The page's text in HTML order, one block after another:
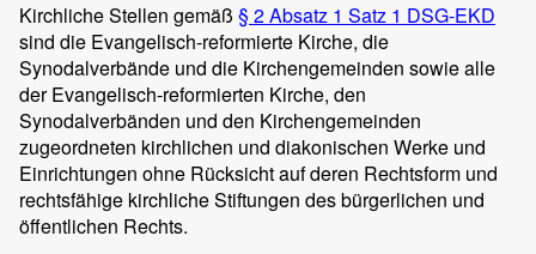
Kirchliche Stellen gemäß § 2 Absatz 1 Satz 1 DSG-EKD
sind die Evangelisch-reformierte Kirche, die
Synodalverbände und die Kirchengemeinden sowie alle
der Evangelisch-reformierten Kirche, den
Synodalverbänden und den Kirchengemeinden
zugeordneten kirchlichen und diakonischen Werke und
Einrichtungen ohne Rücksicht auf deren Rechtsform und
rechtsfähige kirchliche Stiftungen des bürgerlichen und
öffentlichen Rechts.